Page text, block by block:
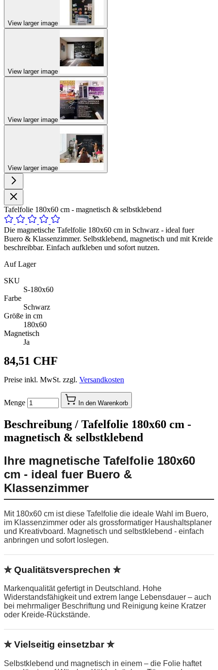
View larger image
View larger image
View larger image
View larger image
Tafelfolie 180x60 cm - magnetisch & selbstklebend
Die magnetische Tafelfolie 180x60 cm in Schwarz - ideal fuer
Buero & Klassenzimmer. Selbstklebend, magnetisch und mit Kreide
beschreibbar. Einfach aufkleben und sofort nutzen.
Auf Lager
SKU
S-180x60
Farbe
Schwarz
Größe in cm
180x60
Magnetisch
Ja
84,51 CHF
Preise inkl. MwSt. zzgl. Versandkosten
Menge In den Warenkorb
Beschreibung / Tafelfolie 180x60 cm -
magnetisch & selbstklebend
Ihre magnetische Tafelfolie 180x60
cm - ideal fuer Buero &
Klassenzimmer
Mit 180x60 cm ist diese Tafelfolie die ideale Wahl im Buero,
im Klassenzimmer oder als grossformatiger Haushaltsplaner
und Kreativboard. Magnetisch und selbstklebend - einfach
anbringen und sofort loslegen.
✮ Qualitätsversprechen ✮
Markenqualität gefertigt in Deutschland. Hohe
Widerstandsfähigkeit und extrem lange Lebensdauer – auch
bei mehrmaliger Beschriftung und Reinigung keine Kratzer
oder Kreide-Rückstände.
✮ Vielseitig einsetzbar ✮
Selbstklebend und magnetisch in einem – die Folie haftet